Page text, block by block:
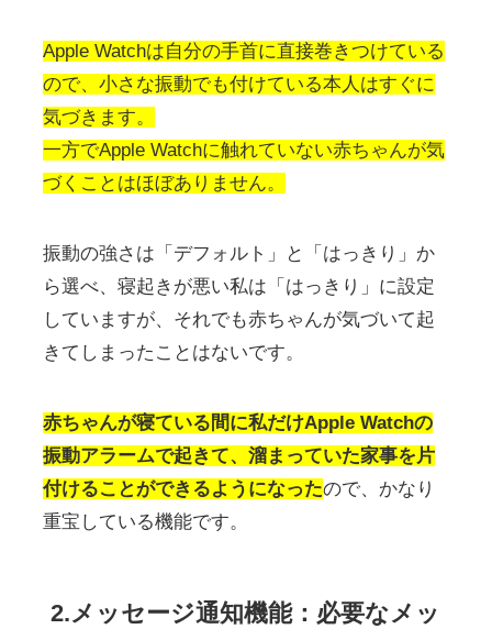
Apple Watchは自分の手首に直接巻きつけている
ので、小さな振動でも付けている本人はすぐに
気づきます。
一方でApple Watchに触れていない赤ちゃんが気
づくことはほぼありません。
振動の強さは「デフォルト」と「はっきり」か
ら選べ、寝起きが悪い私は「はっきり」に設定
していますが、それでも赤ちゃんが気づいて起
きてしまったことはないです。
赤ちゃんが寝ている間に私だけApple Watchの
振動アラームで起きて、溜まっていた家事を片
付けることができるようになったので、かなり
重宝している機能です。
2.メッセージ通知機能：必要なメッ